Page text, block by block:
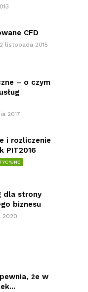
CFD
2 listopada 2015
– o czym
2017
i rozliczenie
PIT2016
dla strony
biznesu
2020
że w